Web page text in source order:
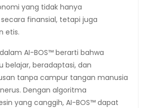
yang tidak hanya
finansial, tetapi juga
etis.
AI-BOS™ berarti bahwa
belajar, beradaptasi, dan
tanpa campur tangan manusia
Dengan algoritma
yang canggih, AI-BOS™ dapat